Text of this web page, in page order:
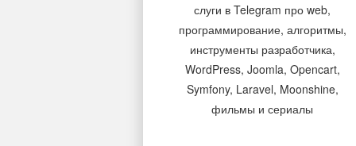
слуги в Telegram про web,
программирование, алгоритмы,
инструменты разработчика,
WordPress, Joomla, Opencart,
Symfony, Laravel, Moonshine,
фильмы и сериалы